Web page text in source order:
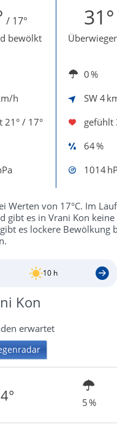
/ 17° 31°
bewölkt
0 %
h SW 4
21° / 17° gefühlt
64 %
1014
Werten von 17°C. Im
gibt es in Vrani Kon
es lockere Bewölkung
10 h
Kon
erwartet
5 %